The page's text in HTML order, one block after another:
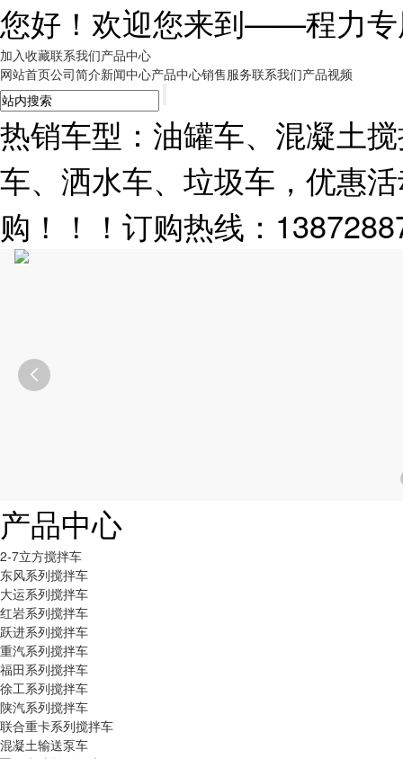
您好！欢迎您来到——程力
加入收藏联系我们产品中心
网站首页公司简介新闻中心产品中心销售服务联系我们产品视频
热销车型：油罐车、混凝土
车、洒水车、垃圾车，优惠
购！！！订购热线：

产品中心
2-7立方搅拌车
东风系列搅拌车
大运系列搅拌车
红岩系列搅拌车
跃进系列搅拌车
重汽系列搅拌车
福田系列搅拌车
徐工系列搅拌车
陕汽系列搅拌车
联合重卡系列搅拌车
混凝土输送泵车